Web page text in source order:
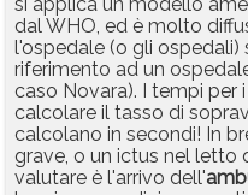
si applica un modello
dal WHO, ed è molto
l'ospedale (o gli ospedali)
riferimento ad un
caso Novara). I tempi per
calcolare il tasso di
calcolano in secondi! In
grave, o un ictus nel letto
valutare è l'arrivo dell'